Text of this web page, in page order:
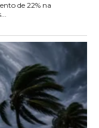
de 22% na